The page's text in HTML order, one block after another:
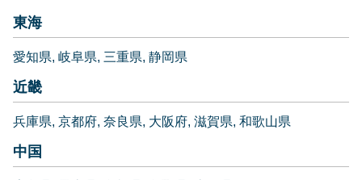
東海
愛知県 岐阜県 三重県 静岡県
近畿
兵庫県 京都府 奈良県 大阪府 滋賀県 和歌山県
中国